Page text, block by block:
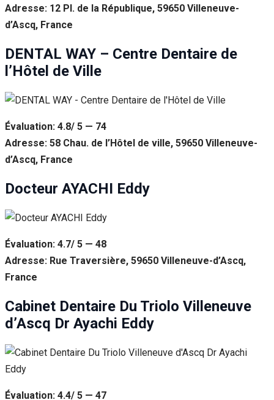
Adresse: 12 Pl. de la République, 59650 Villeneuve-
d’Ascq, France
DENTAL WAY – Centre Dentaire de
l’Hôtel de Ville
Évaluation: 4.8/ 5 — 74
Adresse: 58 Chau. de l’Hôtel de ville, 59650 Villeneuve-
d’Ascq, France
Docteur AYACHI Eddy
Évaluation: 4.7/ 5 — 48
Adresse: Rue Traversière, 59650 Villeneuve-d’Ascq,
France
Cabinet Dentaire Du Triolo Villeneuve
d’Ascq Dr Ayachi Eddy
Évaluation: 4.4/ 5 — 47